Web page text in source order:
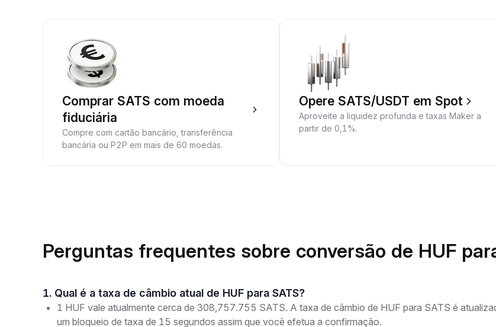
Comprar SATS com moeda
fiduciária
Compre com cartão bancário, transferência
bancária ou P2P em mais de 60 moedas.
Opere SATS/USDT em Spot
Aproveite a liquidez profunda e taxas Maker a
partir de 0,1%.
Perguntas frequentes sobre conversão de HUF
1. Qual é a taxa de câmbio atual de HUF para SATS?
1 HUF vale atualmente cerca de 308,757.755 SATS. A taxa de câmbio de HUF para SATS é
um bloqueio de taxa de 15 segundos assim que você efetua a confirmação.